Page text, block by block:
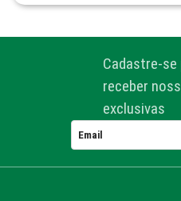
Cadastre-se
receber
exclusivas